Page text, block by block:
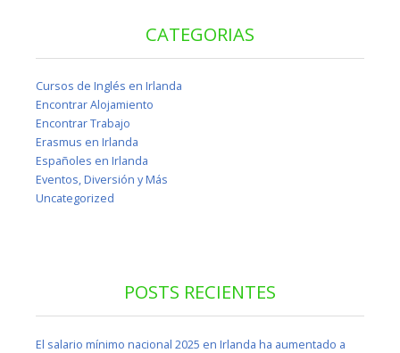
CATEGORIAS
Cursos de Inglés en Irlanda
Encontrar Alojamiento
Encontrar Trabajo
Erasmus en Irlanda
Españoles en Irlanda
Eventos, Diversión y Más
Uncategorized
POSTS RECIENTES
El salario mínimo nacional 2025 en Irlanda ha aumentado a